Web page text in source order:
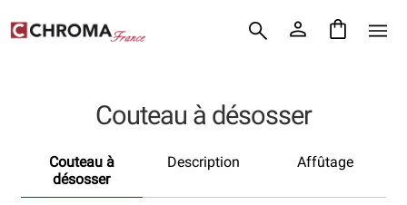
Aller
Aller
Chroma France
Conditions Générales de Vente
Couteau à désosser
Couteau à
désosser
Description Affûtage